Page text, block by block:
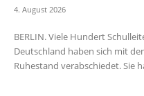
4. August 2026
BERLIN. Viele Hundert
Deutschland haben sich mit
Ruhestand verabschiedet. Sie